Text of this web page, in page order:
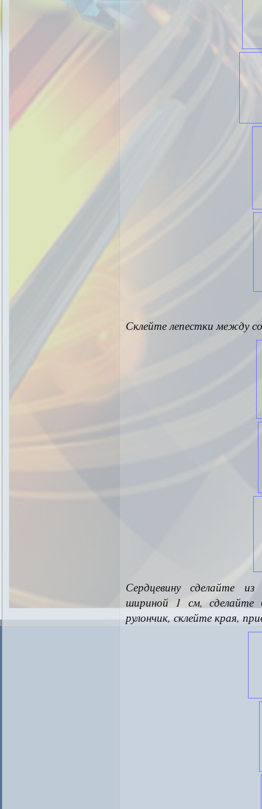
Склейте лепестки между
Сердцевину сделайте
шириной 1 см,
рулончик, склейте края,